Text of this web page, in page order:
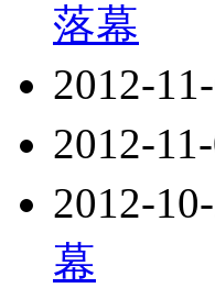
落幕
2012-
2012-
2012-
幕